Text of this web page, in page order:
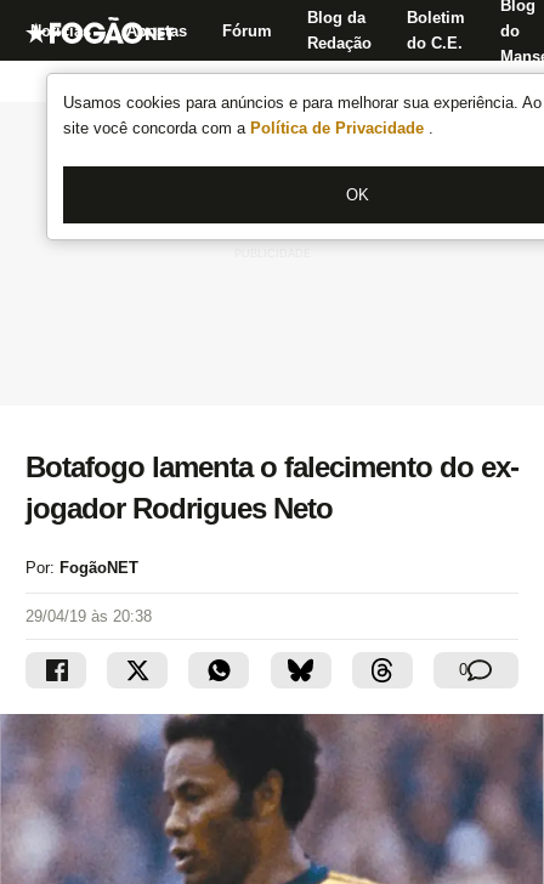
Usamos cookies para anúncios e para melhorar sua experiência.
site você concorda com a Política de Privacidade .
OK
Notícias Apostas Fórum
Blog da
Redação
Boletim
do C.E.
Blog
do
Botafogo lamenta o falecimento do ex-
jogador Rodrigues Neto
Por: FogãoNET
29/04/19 às 20:38
0